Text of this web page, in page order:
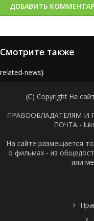
ДОБАВИТЬ
Смотрите также
news}
(C) Copyright На
ПРАВООБЛАДАТЕЛЯМ И
ПОЧТА -
На сайте размещается
о фильмах - из
или